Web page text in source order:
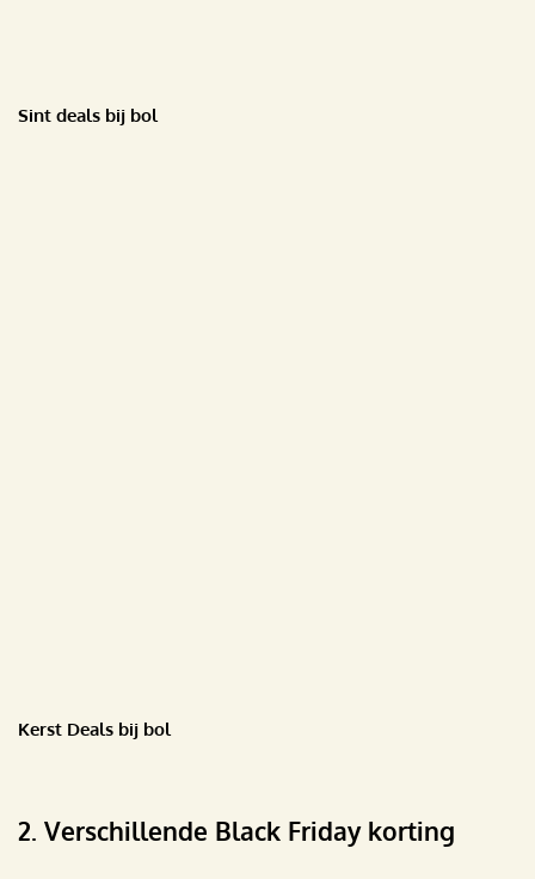
Sint deals bij bol
Kerst Deals bij bol
2. Verschillende Black Friday korting